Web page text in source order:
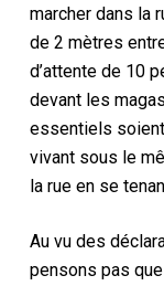
marcher dans la
de 2 mètres
d’attente de 10
devant les
essentiels
vivant sous le
la rue en se
Au vu des
pensons pas